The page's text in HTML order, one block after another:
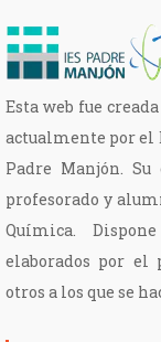
Esta web fue
actualmente por el
Padre Manjón.
profesorado y
Química.
elaborados por el
otros a los que se